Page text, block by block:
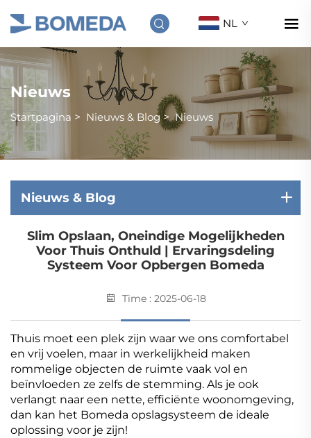
NL
Nieuws
Startpagina > Nieuws & Blog>Nieuws
Nieuws & Blog
Slim Opslaan, Oneindige Mogelijkheden
Voor Thuis Onthuld | Ervaringsdeling
Systeem Voor Opbergen Bomeda
Time : 2025-06-18
Thuis moet een plek zijn waar we ons comfortabel
en vrij voelen, maar in werkelijkheid maken
rommelige objecten de ruimte vaak vol en
beïnvloeden ze zelfs de stemming. Als je ook
verlangt naar een nette, efficiënte woonomgeving,
dan kan het Bomeda opslagsysteem de ideale
oplossing voor je zijn!